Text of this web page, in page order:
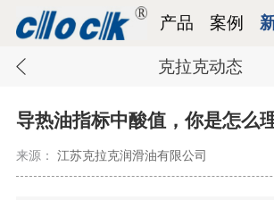
产品 案例
克拉克动态
导热油指标中酸值，你是怎么
来源： 江苏克拉克润滑油有限公司